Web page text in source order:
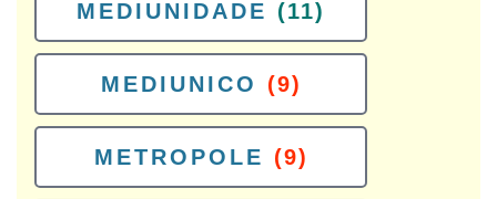
MEDIUNIDADE (11)
MEDIUNICO (9)
METROPOLE (9)